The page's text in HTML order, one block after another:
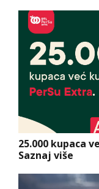
25.000 kupaca
Saznaj više